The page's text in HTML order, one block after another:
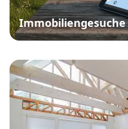
Immobiliengesuche